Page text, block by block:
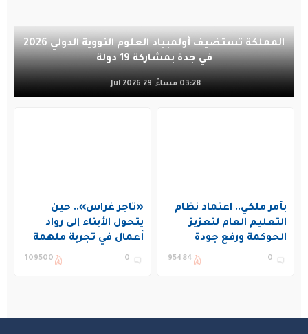
المملكة تستضيف أولمبياد العلوم النووية الدولي 2026
في جدة بمشاركة 19 دولة
03:28 مساءً, 29 Jul 2026
بأمر ملكي.. اعتماد نظام
التعليم العام لتعزيز
الحوكمة ورفع جودة
التعليم في المملكة
0
95484
«تاجر غراس».. حين
يتحول الأبناء إلى رواد
أعمال في تجربة ملهمة
بنادي غراس الصيفي
0
109500